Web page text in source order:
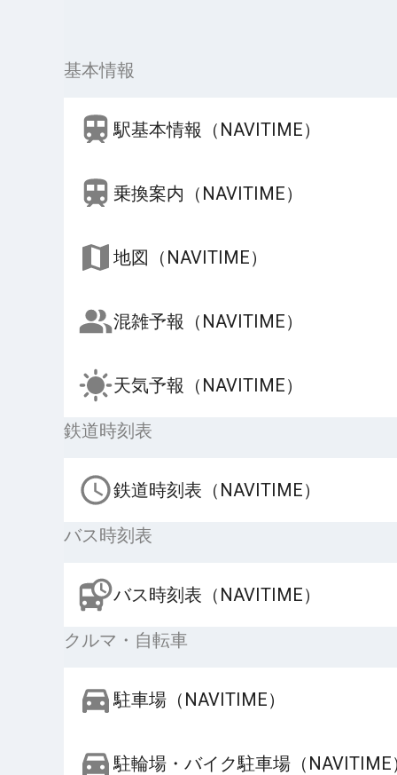
基本情報
駅基本情報（NAVITIME）
乗換案内（NAVITIME）
地図（NAVITIME）
混雑予報（NAVITIME）
天気予報（NAVITIME）
鉄道時刻表
鉄道時刻表（NAVITIME）
バス時刻表
バス時刻表（NAVITIME）
クルマ・自転車
駐車場（NAVITIME）
駐輪場・バイク駐車場（NAVITIME